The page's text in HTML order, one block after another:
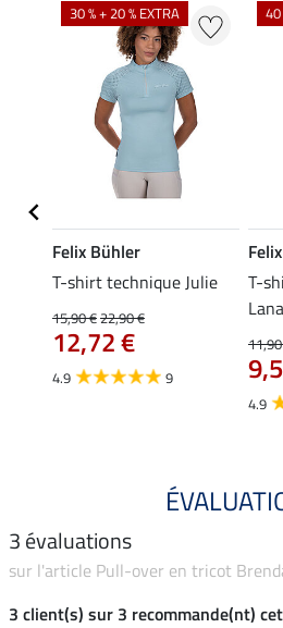
30 % + 20 % EXTRA
Felix Bühler
T-shirt technique Julie
15,90 €22,90 €
12,72 €
4.9 9
40
T-
Lana
4.9
3 évaluations
sur l'article Pull-over en tricot
3 client(s) sur 3 recommande(nt)